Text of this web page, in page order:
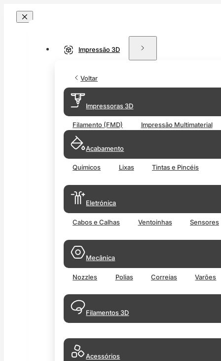
Impressão 3D
Voltar
Impressoras 3D
Filamento (FMD) Impressão Multimaterial
Acabamento
Químicos Lixas Tintas e Pincéis
Eletrónica
Cabos e Calhas Ventoinhas Sensores
Mecânica
Nozzles Polias Correias Varões
Filamentos 3D
Acessórios